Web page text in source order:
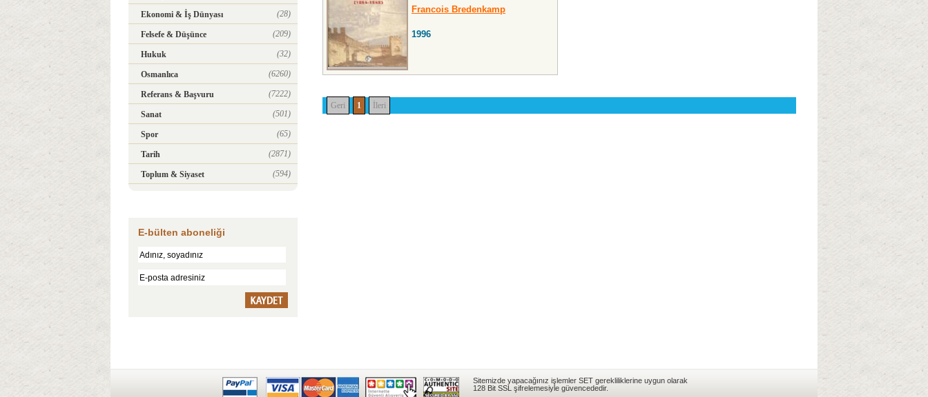
Ekonomi & İş Dünyası (28)
Felsefe & Düşünce (209)
Hukuk (32)
Osmanlıca (6260)
Referans & Başvuru (7222)
Sanat (501)
Spor (65)
Tarih (2871)
Toplum & Siyaset (594)
E-bülten aboneliği
Francois Bredenkamp
1996
Geri 1 İleri
Sitemizde yapacağınız işlemler SET gerekliliklerine uygun olarak
128 Bit SSL şifrelemesiyle güvencededir.